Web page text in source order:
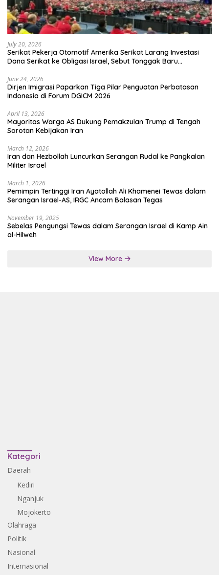
July 20, 2026
Serikat Pekerja Otomotif Amerika Serikat Larang Investasi
Dana Serikat ke Obligasi Israel, Sebut Tonggak Baru
June 24, 2026
Dirjen Imigrasi Paparkan Tiga Pilar Penguatan Perbatasan
Indonesia di Forum DGICM 2026
April 13, 2026
Mayoritas Warga AS Dukung Pemakzulan Trump di Tengah
Sorotan Kebijakan Iran
March 12, 2026
Iran dan Hezbollah Luncurkan Serangan Rudal ke Pangkalan
Militer Israel
March 1, 2026
Pemimpin Tertinggi Iran Ayatollah Ali Khamenei Tewas dalam
Serangan Israel-AS, IRGC Ancam Balasan Tegas
November 19, 2025
Sebelas Pengungsi Tewas dalam Serangan Israel di Kamp Ain
al-Hilweh
View More
Kategori
Daerah
Kediri
Nganjuk
Mojokerto
Olahraga
Politik
Nasional
Internasional